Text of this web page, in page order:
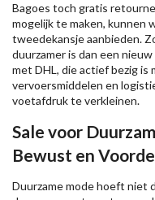
Bagoes toch gratis
mogelijk te maken, kunnen
tweedekansje aanbieden.
duurzamer is dan een
met DHL, die actief bezig is
vervoersmiddelen en
voetafdruk te verkleinen.
Sale voor
Bewust en
Duurzame mode hoeft niet